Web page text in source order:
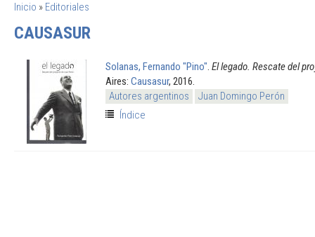
SE ENCUENTRA USTED AQUÍ
Inicio » Editoriales
CAUSASUR
Solanas, Fernando "Pino" El legado. Rescate del
Aires: Causasur, 2016.
Autores argentinos
Juan Domingo Perón
Índice